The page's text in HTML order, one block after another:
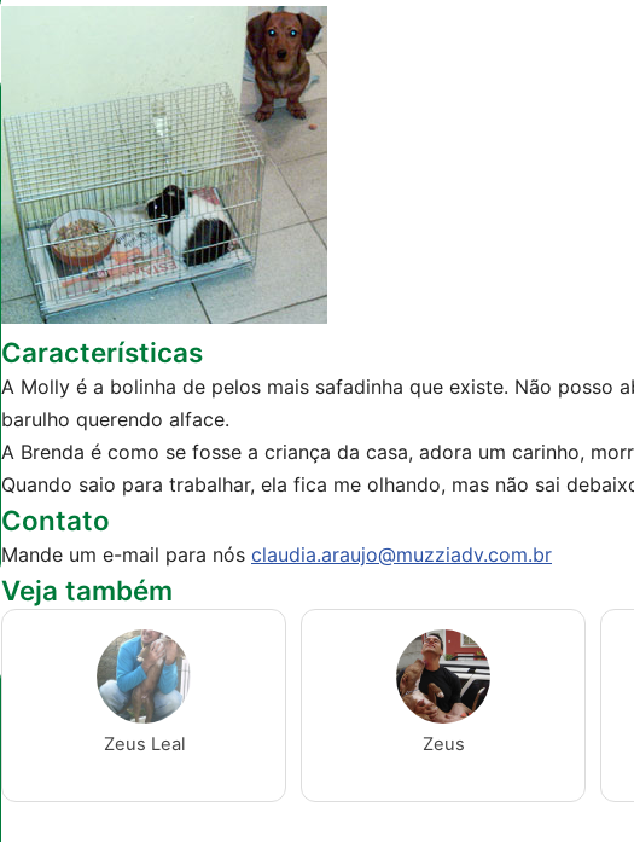
Características
A Molly é a bolinha de pelos mais safadinha que existe. Não posso
barulho querendo alface.
A Brenda é como se fosse a criança da casa, adora um carinho,
Quando saio para trabalhar, ela fica me olhando, mas não sai
Contato
Mande um e-mail para nós claudia.araujo@muzziadv.com.br
Veja também
Zeus Leal Zeus